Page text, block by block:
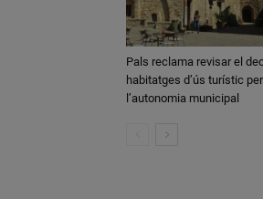
Pals reclama revisar el
habitatges d’ús turístic
l’autonomia municipal